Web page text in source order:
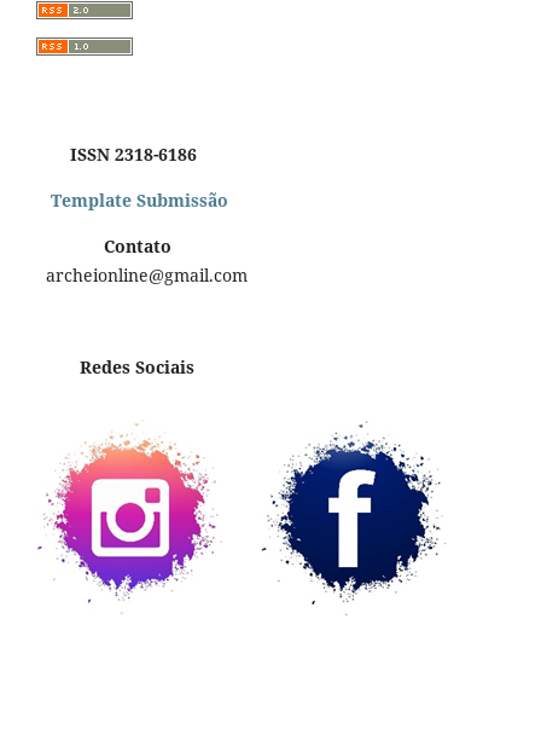
ISSN 2318-6186
Template Submissão
Contato
archeionline@gmail.com
Redes Sociais